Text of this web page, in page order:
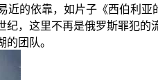
的依靠，如片子《西伯利
，这里不再是俄罗斯罪犯
团队。